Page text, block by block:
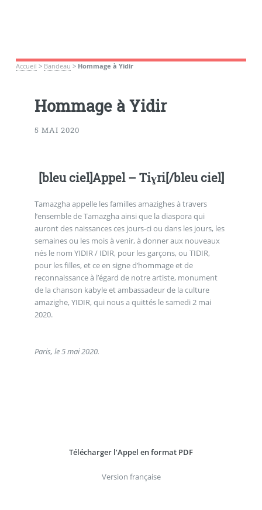
Accueil > Bandeau > Hommage à Yidir
Hommage à Yidir
5 MAI 2020
[bleu ciel]Appel – Tiɣri[/bleu ciel]
Tamazgha appelle les familles amazighes à travers
l’ensemble de Tamazgha ainsi que la diaspora qui
auront des naissances ces jours-ci ou dans les jours, les
semaines ou les mois à venir, à donner aux nouveaux
nés le nom YIDIR / IDIR, pour les garçons, ou TIDIR,
pour les filles, et ce en signe d’hommage et de
reconnaissance à l’égard de notre artiste, monument
de la chanson kabyle et ambassadeur de la culture
amazighe, YIDIR, qui nous a quittés le samedi 2 mai
2020.
Paris, le 5 mai 2020.
Télécharger l’Appel en format PDF
Version française